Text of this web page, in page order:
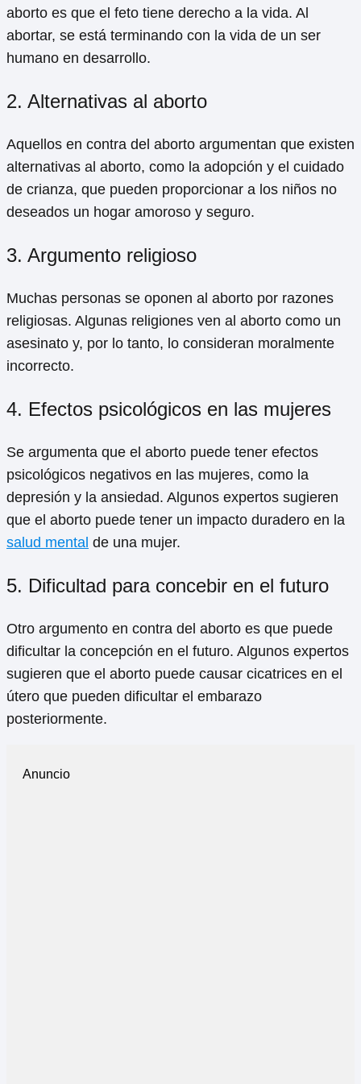
aborto es que el feto tiene derecho a la vida. Al
abortar, se está terminando con la vida de un ser
humano en desarrollo.
2. Alternativas al aborto
Aquellos en contra del aborto argumentan que existen
alternativas al aborto, como la adopción y el cuidado
de crianza, que pueden proporcionar a los niños no
deseados un hogar amoroso y seguro.
3. Argumento religioso
Muchas personas se oponen al aborto por razones
religiosas. Algunas religiones ven al aborto como un
asesinato y, por lo tanto, lo consideran moralmente
incorrecto.
4. Efectos psicológicos en las mujeres
Se argumenta que el aborto puede tener efectos
psicológicos negativos en las mujeres, como la
depresión y la ansiedad. Algunos expertos sugieren
que el aborto puede tener un impacto duradero en la
salud mental de una mujer.
5. Dificultad para concebir en el futuro
Otro argumento en contra del aborto es que puede
dificultar la concepción en el futuro. Algunos expertos
sugieren que el aborto puede causar cicatrices en el
útero que pueden dificultar el embarazo
posteriormente.
Anuncio